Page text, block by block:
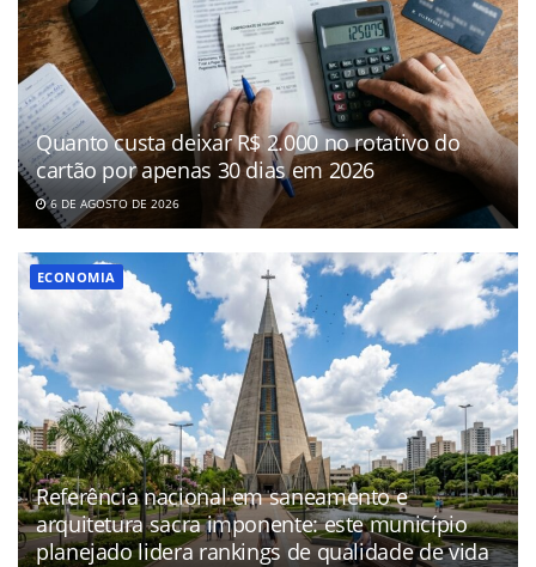
Quanto custa deixar R$ 2.000 no rotativo do
cartão por apenas 30 dias em 2026
6 DE AGOSTO DE 2026
ECONOMIA
Referência nacional em saneamento e
arquitetura sacra imponente: este município
planejado lidera rankings de qualidade de vida